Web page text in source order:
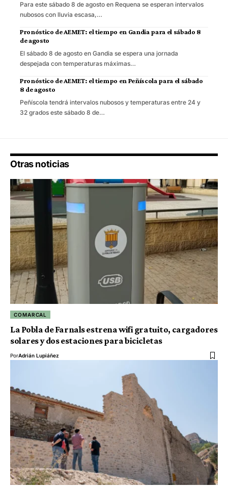
Para este sábado 8 de agosto en Requena se esperan intervalos
nubosos con lluvia escasa,…
Pronóstico de AEMET: el tiempo en Gandia para el sábado 8
de agosto
El sábado 8 de agosto en Gandia se espera una jornada
despejada con temperaturas máximas…
Pronóstico de AEMET: el tiempo en Peñíscola para el sábado
8 de agosto
Peñíscola tendrá intervalos nubosos y temperaturas entre 24 y
32 grados este sábado 8 de…
Otras noticias
COMARCAL
La Pobla de Farnals estrena wifi gratuito, cargadores
solares y dos estaciones para bicicletas
PorAdrián Lupiáñez